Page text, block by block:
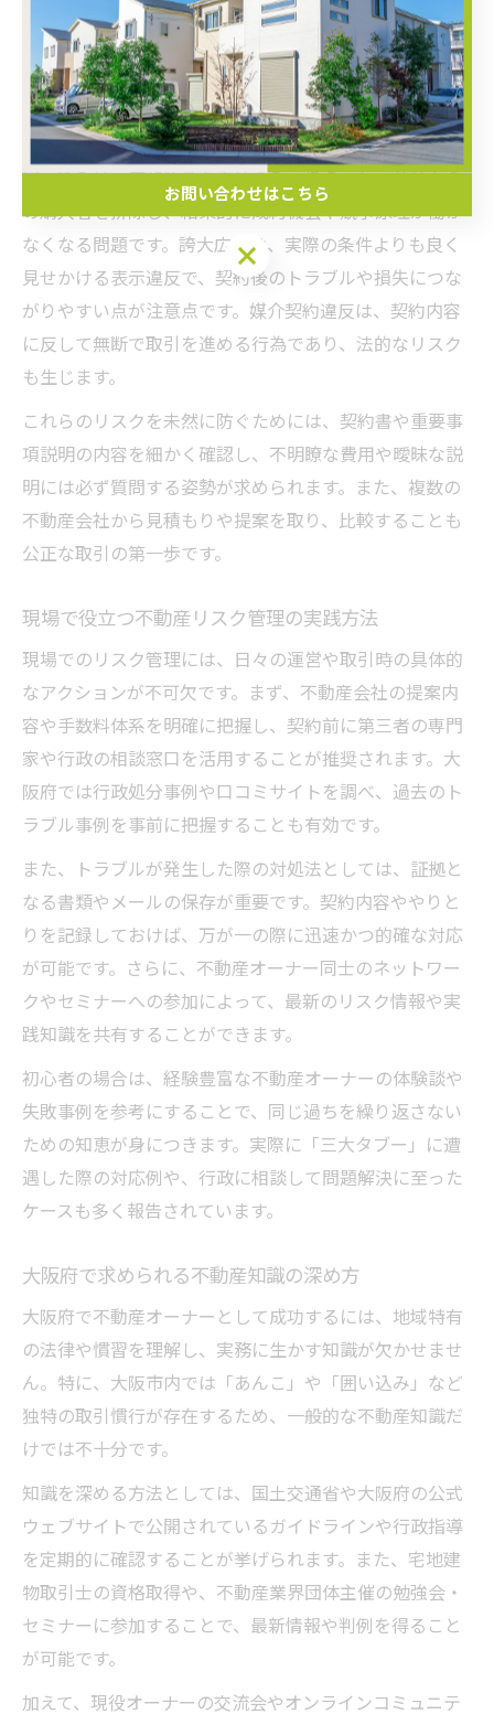
具体的には、囲い込み、誇大広告、媒介契約違反が代表
的な例として挙げられます。これらは不動産会社や仲介
業者の対応次第で、オーナーが不利益を被るケースが少
なくありません。
囲い込みは、売却物件を自社のみで扱うことで他社から
の購入者を排除し、結果的に成約機会や競争原理が働か
なくなる問題です。誇大広告は、実際の条件よりも良く
見せかける表示違反で、契約後のトラブルや損失につな
がりやすい点が注意点です。媒介契約違反は、契約内容
に反して無断で取引を進める行為であり、法的なリスク
も生じます。
これらのリスクを未然に防ぐためには、契約書や重要事
項説明の内容を細かく確認し、不明瞭な費用や曖昧な説
明には必ず質問する姿勢が求められます。また、複数の
不動産会社から見積もりや提案を取り、比較することも
公正な取引の第一歩です。
現場で役立つ不動産リスク管理の実践方法
現場でのリスク管理には、日々の運営や取引時の具体的
なアクションが不可欠です。まず、不動産会社の提案内
容や手数料体系を明確に把握し、契約前に第三者の専門
家や行政の相談窓口を活用することが推奨されます。大
阪府では行政処分事例や口コミサイトを調べ、過去のト
ラブル事例を事前に把握することも有効です。
また、トラブルが発生した際の対処法としては、証拠と
なる書類やメールの保存が重要です。契約内容ややりと
りを記録しておけば、万が一の際に迅速かつ的確な対応
が可能です。さらに、不動産オーナー同士のネットワー
クやセミナーへの参加によって、最新のリスク情報や実
践知識を共有することができます。
初心者の場合は、経験豊富な不動産オーナーの体験談や
失敗事例を参考にすることで、同じ過ちを繰り返さない
ための知恵が身につきます。実際に「三大タブー」に遭
遇した際の対応例や、行政に相談して問題解決に至った
ケースも多く報告されています。
大阪府で求められる不動産知識の深め方
大阪府で不動産オーナーとして成功するには、地域特有
の法律や慣習を理解し、実務に生かす知識が欠かせませ
ん。特に、大阪市内では「あんこ」や「囲い込み」など
独特の取引慣行が存在するため、一般的な不動産知識だ
けでは不十分です。
知識を深める方法としては、国土交通省や大阪府の公式
ウェブサイトで公開されているガイドラインや行政指導
を定期的に確認することが挙げられます。また、宅地建
物取引士の資格取得や、不動産業界団体主催の勉強会・
セミナーに参加することで、最新情報や判例を得ること
が可能です。
加えて、現役オーナーの交流会やオンラインコミュニテ
お問い合わせはこちら
お問い合わせはこちら